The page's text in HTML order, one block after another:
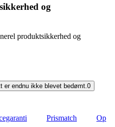
og
produktsikkerhed og
er endnu ikke blevet bedømt.0
Prismatch
Op